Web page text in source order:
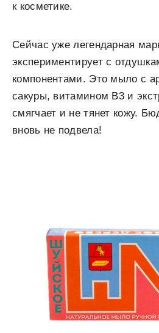
к косметике.
Сейчас уже легендарная
экспериментирует с
компонентами. Это мыло с
сакуры, витамином B3 и
смягчает и не тянет кожу.
вновь не подвела!